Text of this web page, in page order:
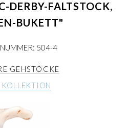
DERBY-FALTSTOCK,
BUKETT"
504-4
GEHSTÖCKE